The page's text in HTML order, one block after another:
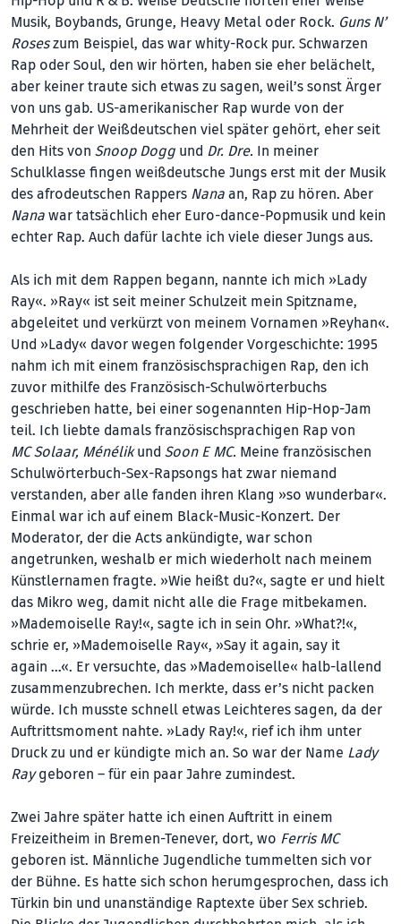
Musik, Boybands, Grunge, Heavy Metal oder Rock. Guns N’
Roseszum Beispiel, das war whity-Rock pur. Schwarzen
Rap oder Soul, den wir hörten, haben sie eher belächelt,
aber keiner traute sich etwas zu sagen, weil’s sonst Ärger
von uns gab. US-amerikanischer Rap wurde von der
Mehrheit der Weißdeutschen viel später gehört, eher seit
den Hits von Snoop Dogg und Dr. Dre. In meiner
Schulklasse fingen weißdeutsche Jungs erst mit der Musik
des afrodeutschen Rappers Nana an, Rap zu hören. Aber
Nana war tatsächlich eher Euro-dance-Popmusik und kein
echter Rap. Auch dafür lachte ich viele dieser Jungs aus.
Als ich mit dem Rappen begann, nannte ich mich »Lady
Ray«. »Ray« ist seit meiner Schulzeit mein Spitzname,
abgeleitet und verkürzt von meinem Vornamen »Reyhan«.
Und »Lady« davor wegen folgender Vorgeschichte: 1995
nahm ich mit einem französischsprachigen Rap, den ich
zuvor mithilfe des Französisch-Schulwörterbuchs
geschrieben hatte, bei einer sogenannten Hip-Hop-Jam
teil. Ich liebte damals französischsprachigen Rap von
MC Solaar, Ménélikund Soon E MC. Meine französischen
Schulwörterbuch-Sex-Rapsongs hat zwar niemand
verstanden, aber alle fanden ihren Klang »so wunderbar«.
Einmal war ich auf einem Black-Music-Konzert. Der
Moderator, der die Acts ankündigte, war schon
angetrunken, weshalb er mich wiederholt nach meinem
Künstlernamen fragte. »Wie heißt du?«, sagte er und hielt
das Mikro weg, damit nicht alle die Frage mitbekamen.
»Mademoiselle Ray!«, sagte ich in sein Ohr. »What?!«,
schrie er, »Mademoiselle Ray«, »Say it again, say it
again …«. Er versuchte, das »Mademoiselle« halb-lallend
zusammenzubrechen. Ich merkte, dass er’s nicht packen
würde. Ich musste schnell etwas Leichteres sagen, da der
Auftrittsmoment nahte. »Lady Ray!«, rief ich ihm unter
Druck zu und er kündigte mich an. So war der Name Lady
Raygeboren – für ein paar Jahre zumindest.
Zwei Jahre später hatte ich einen Auftritt in einem
Freizeitheim in Bremen-Tenever, dort, wo Ferris MC
geboren ist. Männliche Jugendliche tummelten sich vor
der Bühne. Es hatte sich schon herumgesprochen, dass ich
Türkin bin und unanständige Raptexte über Sex schrieb.